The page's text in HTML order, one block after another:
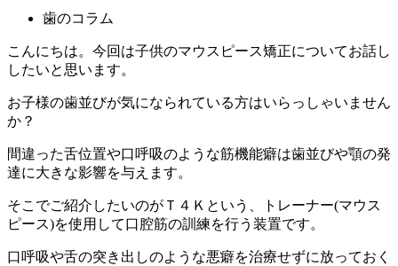
歯のコラム
こんにちは。今回は子供のマウスピース矯正についてお話し
したいと思います。
お子様の歯並びが気になられている方はいらっしゃいません
か？
間違った舌位置や口呼吸のような筋機能癖は歯並びや顎の発
達に大きな影響を与えます。
そこでご紹介したいのがＴ４Ｋという、トレーナー(マウス
ピース)を使用して口腔筋の訓練を行う装置です。
口呼吸や舌の突き出しのような悪癖を治療せずに放っておく